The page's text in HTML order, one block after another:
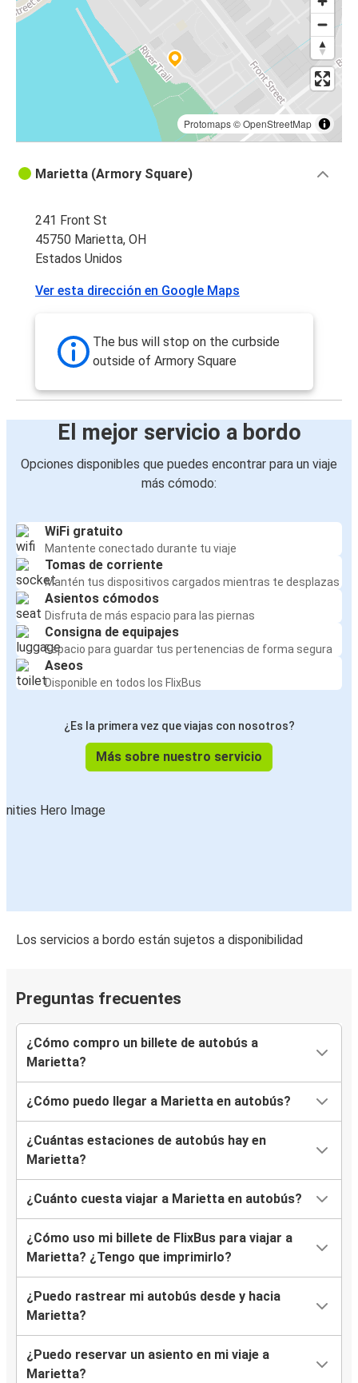
Protomaps©OpenStreetMap
Marietta (Armory Square)
241 Front St
45750 Marietta, OH
Estados Unidos
Ver esta dirección en Google Maps
The bus will stop on the curbside
outside of Armory Square
El mejor servicio a bordo
Opciones disponibles que puedes encontrar para un viaje
más cómodo:
WiFi gratuito
Mantente conectado durante tu viaje
Tomas de corriente
Mantén tus dispositivos cargados mientras te desplazas
Asientos cómodos
Disfruta de más espacio para las piernas
Consigna de equipajes
Espacio para guardar tus pertenencias de forma segura
Aseos
Disponible en todos los FlixBus
¿Es la primera vez que viajas con nosotros?
Más sobre nuestro servicio
Los servicios a bordo están sujetos a disponibilidad
Preguntas frecuentes
¿Cómo compro un billete de autobús a
Marietta?
¿Cómo puedo llegar a Marietta en autobús?
¿Cuántas estaciones de autobús hay en
Marietta?
¿Cuánto cuesta viajar a Marietta en autobús?
¿Cómo uso mi billete de FlixBus para viajar a
Marietta? ¿Tengo que imprimirlo?
¿Puedo rastrear mi autobús desde y hacia
Marietta?
¿Puedo reservar un asiento en mi viaje a
Marietta?